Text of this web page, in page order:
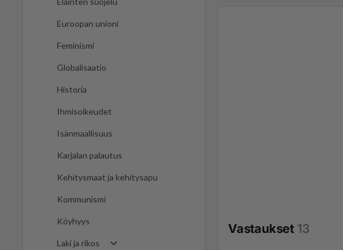
Euroopan unioni
Feminismi
Globalisaatio
Historia
Ihmisoikeudet
Isänmaallisuus
Karjalan palautus
Kehitysmaat ja kehitysapu
Kommunismi
Köyhyys
Laki ja rikos
Vastaukset 13